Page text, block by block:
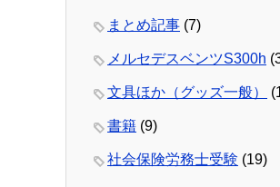
まとめ記事 (7)
メルセデスベンツS300h
文具ほか（グッズ一般）
書籍 (9)
社会保険労務士受験 (19)